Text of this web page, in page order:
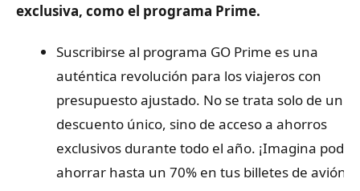
exclusiva, como el programa Prime.
Suscribirse al programa GO Prime es una
auténtica revolución para los viajeros con
presupuesto ajustado. No se trata solo de un
descuento único, sino de acceso a ahorros
exclusivos durante todo el año. ¡Imagina poder
ahorrar hasta un 70% en tus billetes de avión!